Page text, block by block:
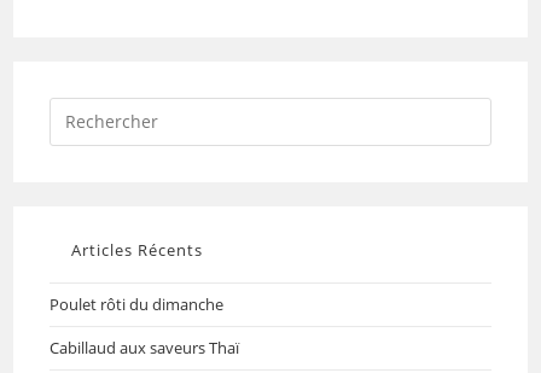
Articles Récents
Poulet rôti du dimanche
Cabillaud aux saveurs Thaï